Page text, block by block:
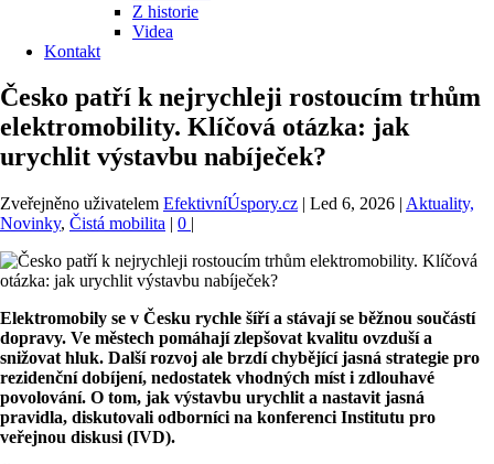
Z historie
Videa
Kontakt
Česko patří k nejrychleji rostoucím trhům
elektromobility. Klíčová otázka: jak
urychlit výstavbu nabíječek?
Zveřejněno uživatelem EfektivníÚspory.cz | Led 6, 2026 | Aktuality,
Novinky, Čistá mobilita | 0 |
Elektromobily se v Česku rychle šíří a stávají se běžnou součástí
dopravy. Ve městech pomáhají zlepšovat kvalitu ovzduší a
snižovat hluk. Další rozvoj ale brzdí chybějící jasná strategie pro
rezidenční dobíjení, nedostatek vhodných míst i zdlouhavé
povolování. O tom, jak výstavbu urychlit a nastavit jasná
pravidla, diskutovali odborníci na konferenci Institutu pro
veřejnou diskusi (IVD).